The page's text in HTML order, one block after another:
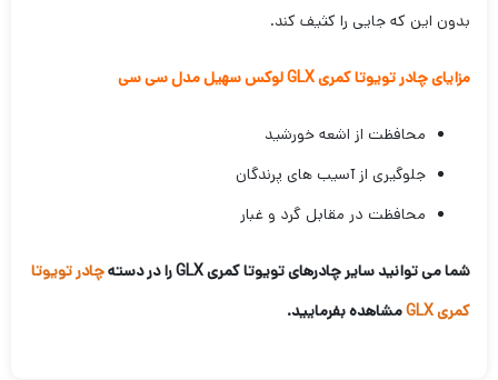
بدون این که جایی را کثیف کند.
مزایای چادر تویوتا کمری GLX لوکس سهیل مدل سی سی
محافظت از اشعه خورشید
جلوگیری از آسیب های پرندگان
محافظت در مقابل گرد و غبار
شما می توانید سایر چادرهای تویوتا کمری GLX را در دسته
چادر تویوتا
کمری GLX
مشاهده بفرمایید.